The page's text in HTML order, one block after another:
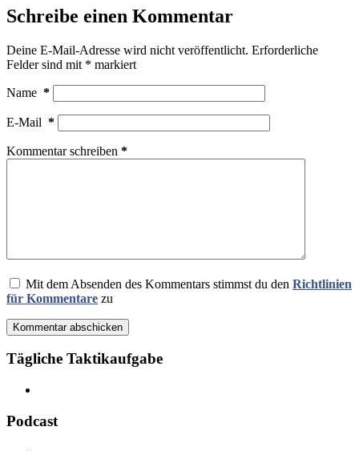
Schreibe einen Kommentar
Deine E-Mail-Adresse wird nicht veröffentlicht. Erforderliche
Felder sind mit * markiert
Name *
E-Mail *
Kommentar schreiben *
Mit dem Absenden des Kommentars stimmst du den Richtlinien
für Kommentare zu
Kommentar abschicken
Tägliche Taktikaufgabe
Podcast